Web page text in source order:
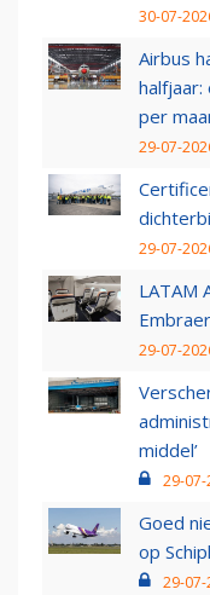
30-07-
Airbus
halfjaar:
per
29-07-
29-07-
LATAM
29-07-
middel’
29-
Goed
op
29-